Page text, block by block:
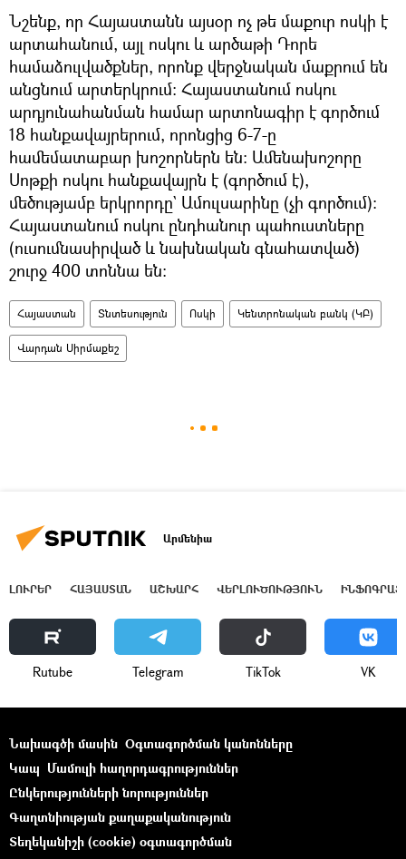
Նշենք, որ Հայաստանն այսօր ոչ թե մաքուր ոսկի է
արտահանում, այլ ոսկու և արծաթի Դորե
համաձուլվածքներ, որոնք վերջնական մաքրում են
անցնում արտերկրում։ Հայաստանում ոսկու
արդյունահանման համար արտոնագիր է գործում
18 հանքավայրերում, որոնցից 6-7-ը
համեմատաբար խոշորներն են։ Ամենախոշորը
Սոթքի ոսկու հանքավայրն է (գործում է),
մեծությամբ երկրորդը` Ամուլսարինը (չի գործում)։
Հայաստանում ոսկու ընդհանուր պահուստները
(ուսումնասիրված և նախնական գնահատված)
շուրջ 400 տոննա են։
Հայաստան Տնտեսություն Ոսկի Կենտրոնական բանկ (ԿԲ)
Վարդան Սիրմաքեշ
Արմենիա
ԼՈՒՐԵՐ ՀԱՅԱՍՏԱՆ ԱՇԽԱՐՀ ՎԵՐԼՈՒԾՈՒԹՅՈՒՆ
Rutube Telegram ТikТоk VK
Նախագծի մասին Օգտագործման կանոնները
Կապ Մամուլի հաղորդագրություններ
Ընկերությունների նորություններ
Գաղտնիության քաղաքականություն
Տեղեկանիշի (cookie) օգտագործման